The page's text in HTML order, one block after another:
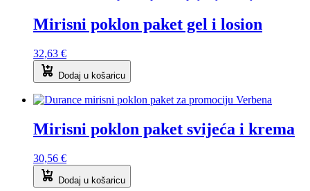
Mirisni poklon paket gel i losion
32,63 €
Dodaj u košaricu
Mirisni poklon paket svijeća i krema
30,56 €
Dodaj u košaricu